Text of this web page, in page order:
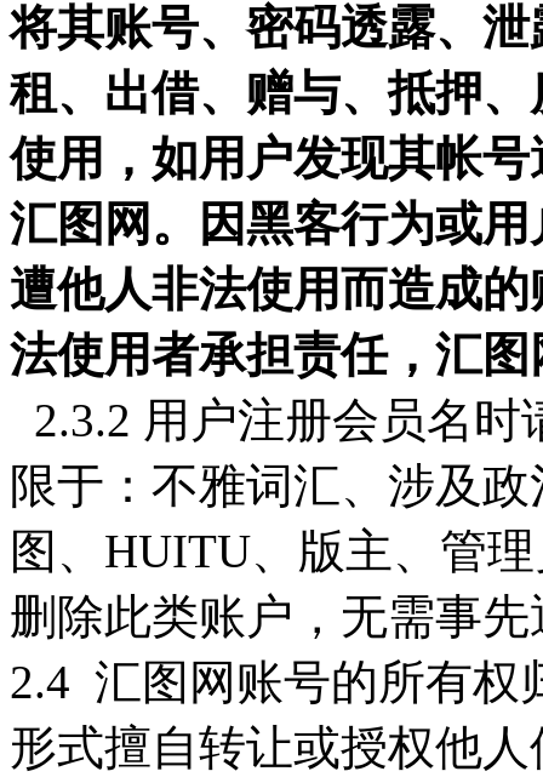
将其账号、密码透露、
租、出借、赠与、抵押
使用，如用户发现其帐
汇图网。因黑客行为或
遭他人非法使用而造成
法使用者承担责任，汇
2.3.2 用户注册会员名
限于：不雅词汇、涉及
图、HUITU、版主、管
删除此类账户，无需事
2.4 汇图网账号的所有权
形式擅自转让或授权他